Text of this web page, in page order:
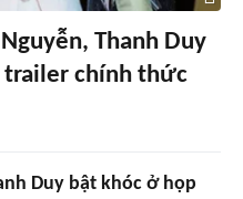
Thanh Duy
chính thức
Duy bật khóc ở họp